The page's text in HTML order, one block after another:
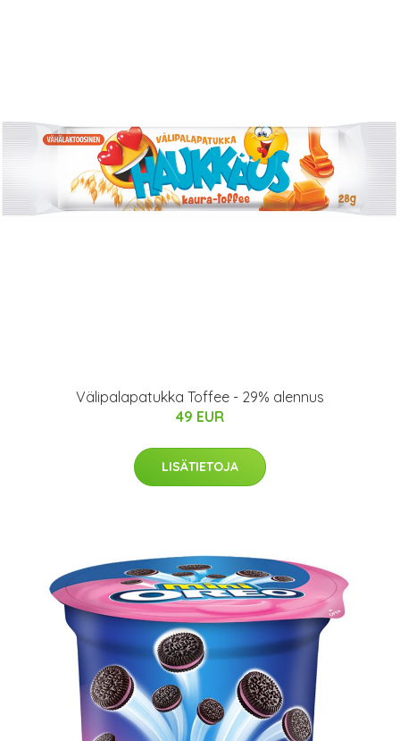
Välipalapatukka Toffee - 29% alennus
49 EUR
LISÄTIETOJA